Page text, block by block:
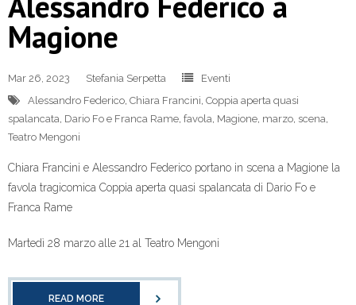
Magione
Mar 26, 2023 Stefania Serpetta
Eventi
Alessandro Federico, Chiara Francini, Coppia aperta quasi
spalancata, Dario Fo e Franca Rame, favola, Magione, marzo, scena,
Teatro Mengoni
Chiara Francini e Alessandro Federico portano in scena a Magione la
favola tragicomica Coppia aperta quasi spalancata di Dario Fo e
Franca Rame
Martedì 28 marzo alle 21 al Teatro Mengoni
READ MORE